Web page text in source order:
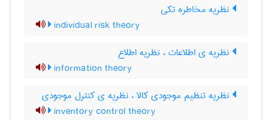
نظریه مخاطره تکی
individual risk theory
نظریه ی اطلاعات ، نظریه اطلاع
information theory
نظریه تنظیم موجودی کالا ، نظریه ی کنترل موجودی
inventory control theory